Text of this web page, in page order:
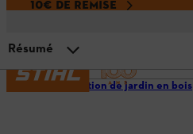
10€ DE REMISE
Décoration de jardin en bois
Résumé